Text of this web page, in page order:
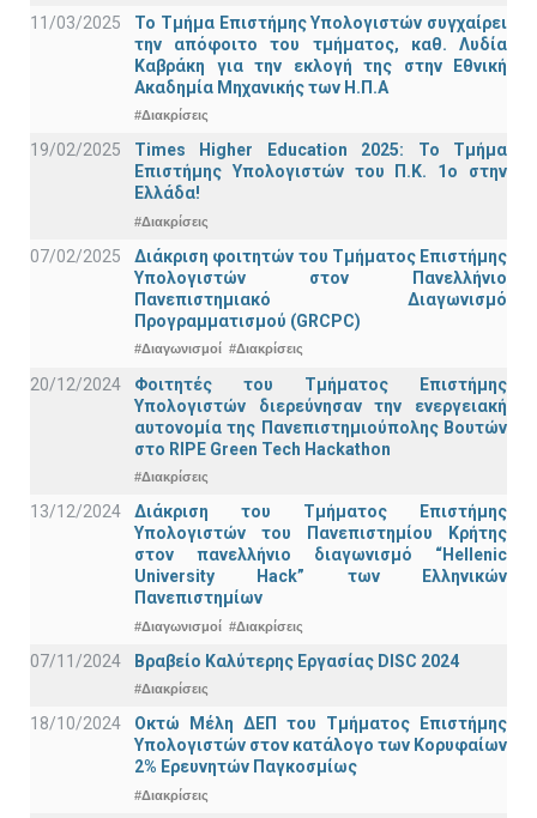
11/03/2025
Το Τμήμα Επιστήμης Υπολογιστών συγχαίρει
την απόφοιτο του τμήματος, καθ. Λυδία
Καβράκη για την εκλογή της στην Εθνική
Ακαδημία Μηχανικής των Η.Π.Α
#Διακρίσεις
19/02/2025
Times Higher Education 2025: Το Τμήμα
Επιστήμης Υπολογιστών του Π.Κ. 1ο στην
Ελλάδα!
#Διακρίσεις
07/02/2025
Διάκριση φοιτητών του Τμήματος Επιστήμης
Υπολογιστών στον Πανελλήνιο
Πανεπιστημιακό Διαγωνισμό
Προγραμματισμού (GRCPC)
#Διαγωνισμοί #Διακρίσεις
20/12/2024
Φοιτητές του Τμήματος Επιστήμης
Υπολογιστών διερεύνησαν την ενεργειακή
αυτονομία της Πανεπιστημιούπολης Βουτών
στο RIPE Green Tech Hackathon
#Διακρίσεις
13/12/2024
Διάκριση του Τμήματος Επιστήμης
Υπολογιστών του Πανεπιστημίου Κρήτης
στον πανελλήνιο διαγωνισμό “Hellenic
University Hack” των Ελληνικών
Πανεπιστημίων
#Διαγωνισμοί #Διακρίσεις
07/11/2024 Βραβείο Καλύτερης Εργασίας DISC 2024
#Διακρίσεις
18/10/2024
Οκτώ Μέλη ΔΕΠ του Τμήματος Επιστήμης
Υπολογιστών στον κατάλογο των Κορυφαίων
2% Ερευνητών Παγκοσμίως
#Διακρίσεις